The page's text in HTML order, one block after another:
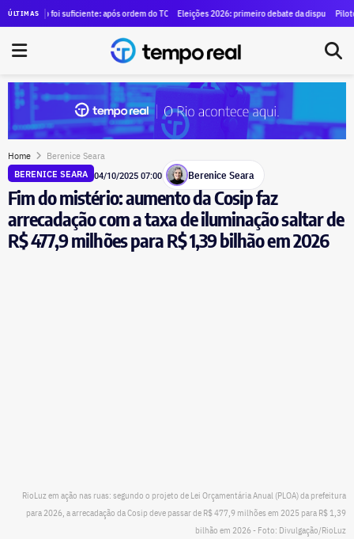
ÚLTIMAS
para alugar SUVs blindados para diretores por R$ 1,29 milhão
foi suficiente: após ordem do TCE para anular contrato de mais de R$ 100 milhões, Duque
Eleições 2026: primeiro debate da disputa pelo governo do
Piloto brasileiro
Home Berenice Seara
BERENICE SEARA 04/10/2025 07:00 Berenice Seara
Fim do mistério: aumento da Cosip faz
arrecadação com a taxa de iluminação saltar de
R$ 477,9 milhões para R$ 1,39 bilhão em 2026
RioLuz em ação nas ruas: segundo o projeto de Lei Orçamentária Anual (PLOA) da prefeitura
para 2026, a arrecadação da Cosip deve passar de R$ 477,9 milhões em 2025 para R$ 1,39
bilhão em 2026 - Foto: Divulgação/RioLuz